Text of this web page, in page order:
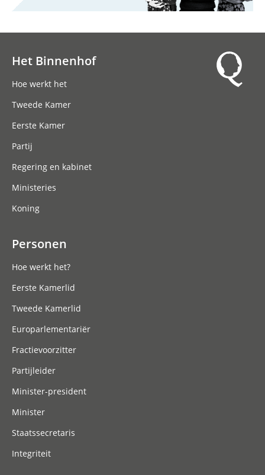
Het Binnenhof
Hoe werkt het
Tweede Kamer
Eerste Kamer
Partij
Regering en kabinet
Ministeries
Koning
Personen
Hoe werkt het?
Eerste Kamerlid
Tweede Kamerlid
Europarlementariër
Fractievoorzitter
Partijleider
Minister-president
Minister
Staatssecretaris
Integriteit